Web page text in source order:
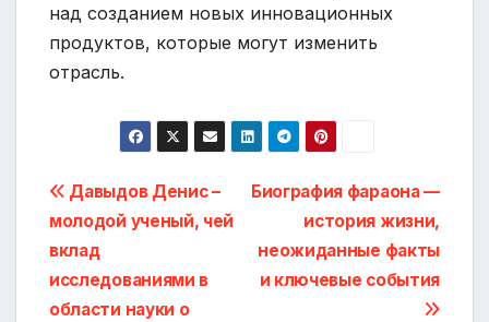
над созданием новых инновационных
продуктов, которые могут изменить
отрасль.
Навигация
по
записям
Биография фараона —
история жизни,
неожиданные факты
и ключевые события
Давыдов Денис –
молодой ученый, чей
вклад
исследованиями в
области науки о